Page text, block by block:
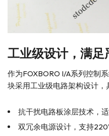
工业级设计，满足
作为FOXBORO I/A系列控制
块采用工业级电路架构设计，
抗干扰电路板涂层技术
双冗余电源设计，支持